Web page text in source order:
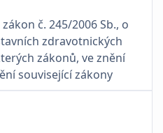
č. 245/2006 Sb., o
zdravotnických
zákonů, ve znění
související zákony